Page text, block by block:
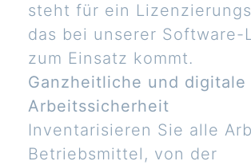
steht für ein
das bei unserer Software-
zum Einsatz kommt.
Ganzheitliche und digitale
Arbeitssicherheit
Inventarisieren Sie alle
Betriebsmittel, von der